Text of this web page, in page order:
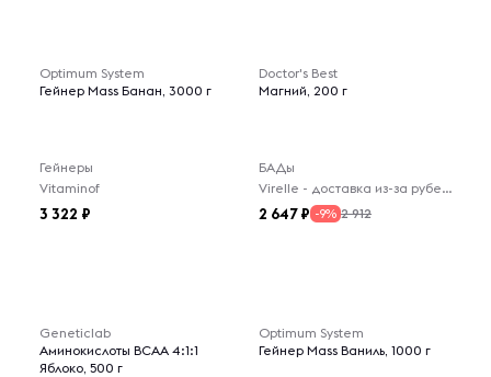
Optimum System
Гейнер Mass Банан, 3000 г
Гейнеры
Vitaminof
3 322
Doctor's Best
Магний, 200 г
БАДы
Virelle - доставка из-за рубежа
2 647 -9% 2 912
Geneticlab
Аминокислоты BCAA 4:1:1
Яблоко, 500 г
Optimum System
Гейнер Mass Ваниль, 1000 г